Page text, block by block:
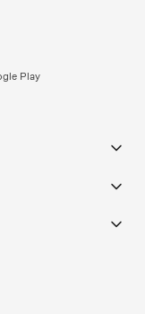
Play